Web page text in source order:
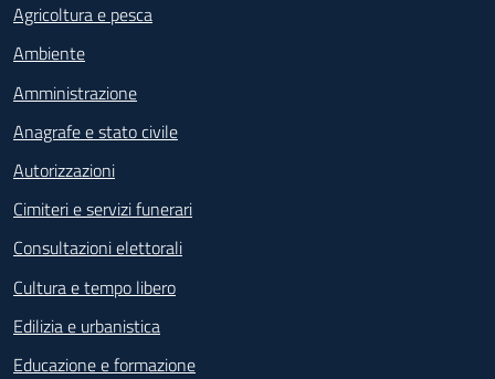
Agricoltura e pesca
Ambiente
Amministrazione
Anagrafe e stato civile
Autorizzazioni
Cimiteri e servizi funerari
Consultazioni elettorali
Cultura e tempo libero
Edilizia e urbanistica
Educazione e formazione